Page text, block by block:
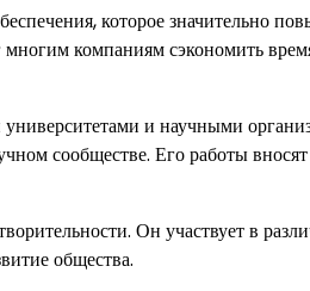
которое значительно
компаниям сэкономить
и научными
сообществе. Его работы вносят
Он участвует в
общества.